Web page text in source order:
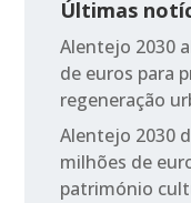
Últimas
Alentejo 2030
de euros para
regeneração
Alentejo 2030
milhões de
património